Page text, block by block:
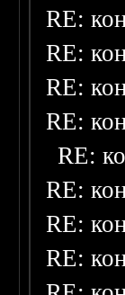
RE:
RE:
RE:
RE:
RE:
RE:
RE:
RE: